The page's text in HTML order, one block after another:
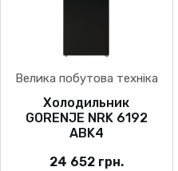
Велика побутова техніка
Холодильник
GORENJE NRK 6192
ABK4
24 652 грн.